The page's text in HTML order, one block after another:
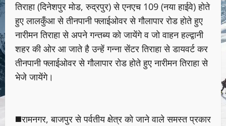
तिराहा (दिनेशपुर मोड, रुद्रपुर) से एनएच 109 (नया हाईवे) होते
हुए लालकुँआ से तीनपानी फ्लाईओवर से गौलापार रोड होते हुए
नारीमन तिराहा से अपने गन्तब्य को जायेंगे व जो वाहन हल्द्वानी
शहर की ओर आ जाते है उन्हें गन्ना सेंटर तिराहा से डायवर्ट कर
तीनपानी फ्लाईओवर से गौलापार रोड होते हुए नारीमन तिराहा से
भेजे जायेंगे।
◼️रामनगर, बाजपुर से पर्वतीय क्षेत्र को जाने वाले समस्त प्रकार